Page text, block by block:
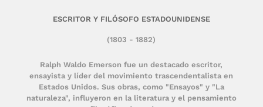
Ralph Waldo Emerson fue un destacado escritor,
ensayista y líder del movimiento trascendentalista en
Estados Unidos. Sus obras, como "Ensayos" y "La
naturaleza", influyeron en la literatura y el pensamiento
(1803 - 1882)
ESCRITOR Y FILÓSOFO ESTADOUNIDENSE